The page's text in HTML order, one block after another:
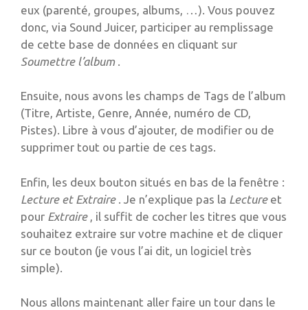
eux (parenté, groupes, albums, …). Vous pouvez
donc, via Sound Juicer, participer au remplissage
de cette base de données en cliquant sur
Soumettre l’album
Ensuite, nous avons les champs de Tags de l’album
(Titre, Artiste, Genre, Année, numéro de CD,
Pistes). Libre à vous d’ajouter, de modifier ou de
supprimer tout ou partie de ces tags.
Enfin, les deux bouton situés en bas de la fenêtre :
Lecture et Extraire
. Je n’explique pas la Lecture et
pour Extraire
, il suffit de cocher les titres que vous
souhaitez extraire sur votre machine et de cliquer
sur ce bouton (je vous l’ai dit, un logiciel très
simple).
Nous allons maintenant aller faire un tour dans le